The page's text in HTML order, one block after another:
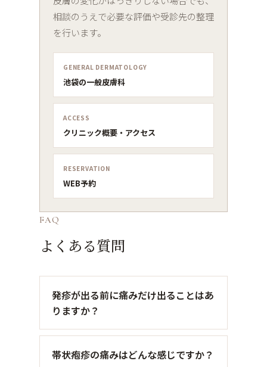
相談のうえで必要な評価や受診先の整理
を行います。
GENERAL DERMATOLOGY
池袋の一般皮膚科
ACCESS
クリニック概要・アクセス
RESERVATION
WEB予約
FAQ
よくある質問
発疹が出る前に痛みだけ出ることはあ
りますか？
帯状疱疹の痛みはどんな感じですか？